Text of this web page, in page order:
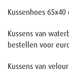
Kussenhoes
Kussens van
bestellen voor
Kussens van